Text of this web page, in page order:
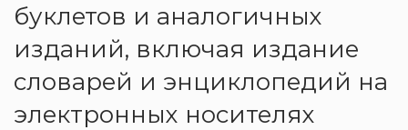
буклетов и аналогичных
изданий, включая издание
словарей и энциклопедий на
электронных носителях